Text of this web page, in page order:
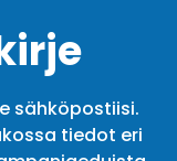
sähköpostiisi.
tiedot eri